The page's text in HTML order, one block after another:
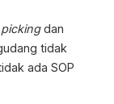
pickingdan
tidak
ada SOP